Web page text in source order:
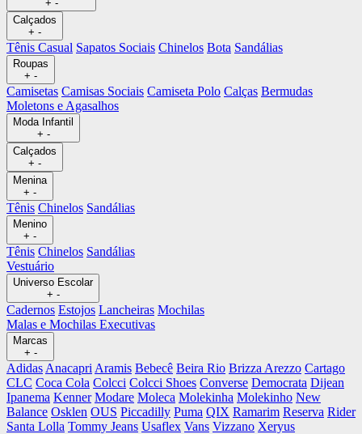
+ -
Calçados
+ -
Tênis Casual Sapatos Sociais Chinelos Bota Sandálias
Roupas
+ -
Camisetas Camisas Sociais Camiseta Polo Calças Bermudas
Moletons e Agasalhos
Moda Infantil
+ -
Calçados
+ -
Menina
+ -
Tênis Chinelos Sandálias
Menino
+ -
Tênis Chinelos Sandálias
Vestuário
Universo Escolar
+ -
Cadernos Estojos Lancheiras Mochilas
Malas e Mochilas Executivas
Marcas
+ -
Adidas Anacapri Aramis Bebecê Beira Rio Brizza Arezzo Cartago
CLC Coca Cola Colcci Colcci Shoes Converse Democrata Dijean
Ipanema Kenner Modare Moleca Molekinha Molekinho New
Balance Osklen OUS Piccadilly Puma QIX Ramarim Reserva Rider
Santa Lolla Tommy Jeans Usaflex Vans Vizzano Xeryus